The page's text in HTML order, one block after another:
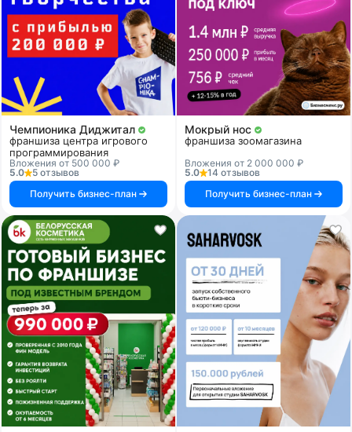
Чемпионика Диджитал
франшиза центра игрового
программирования
Вложения от 500 000 ₽
5.0
5 отзывов
Получить бизнес-план
Мокрый нос
франшиза зоомагазина
Вложения от 2 000 000 ₽
5.0
14 отзывов
Получить бизнес-план